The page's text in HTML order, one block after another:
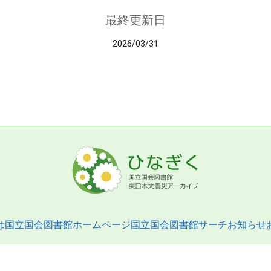
最終更新日
2026/03/31
国立国会図書館ホームページ国立国会図書館サーチお知らせ